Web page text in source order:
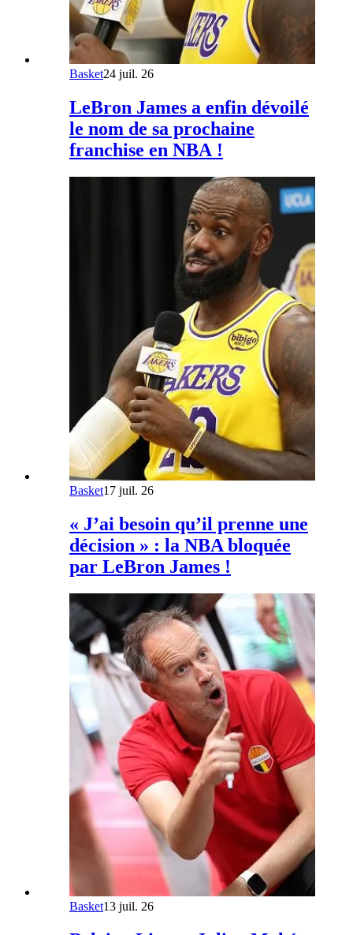
Basket24 juil. 26
LeBron James a enfin dévoilé
le nom de sa prochaine
franchise en NBA !
Basket17 juil. 26
« J’ai besoin qu’il prenne une
décision » : la NBA bloquée
par LeBron James !
Basket13 juil. 26